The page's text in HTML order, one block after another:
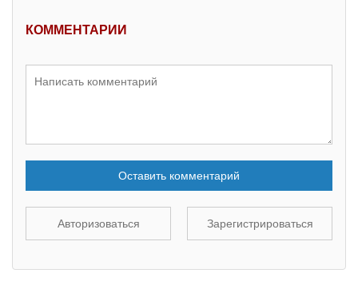
КОММЕНТАРИИ
Оставить комментарий
Авторизоваться Зарегистрироваться